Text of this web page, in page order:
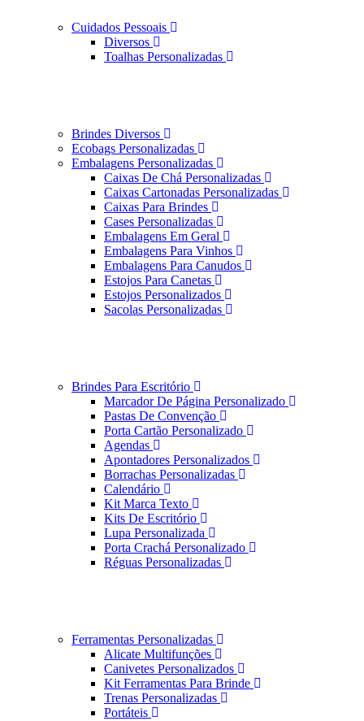
Cuidados Pessoais
Diversos
Toalhas Personalizadas
Brindes Diversos
Ecobags Personalizadas
Embalagens Personalizadas
Caixas De Chá Personalizadas
Caixas Cartonadas Personalizadas
Caixas Para Brindes
Cases Personalizadas
Embalagens Em Geral
Embalagens Para Vinhos
Embalagens Para Canudos
Estojos Para Canetas
Estojos Personalizados
Sacolas Personalizadas
Brindes Para Escritório
Marcador De Página Personalizado
Pastas De Convenção
Porta Cartão Personalizado
Agendas
Apontadores Personalizados
Borrachas Personalizadas
Calendário
Kit Marca Texto
Kits De Escritório
Lupa Personalizada
Porta Crachá Personalizado
Réguas Personalizadas
Ferramentas Personalizadas
Alicate Multifunções
Canivetes Personalizados
Kit Ferramentas Para Brinde
Trenas Personalizadas
Portáteis